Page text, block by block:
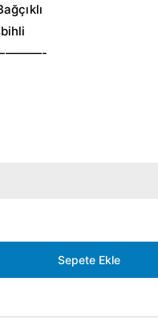
Sepete Ekle